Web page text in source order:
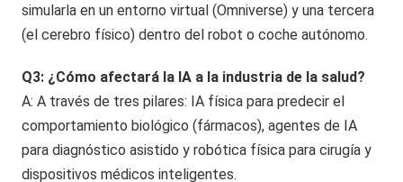
simularla en un entorno virtual (Omniverse) y una tercera
(el cerebro físico) dentro del robot o coche autónomo.
Q3: ¿Cómo afectará la IA a la industria de la salud?
A: A través de tres pilares: IA física para predecir el
comportamiento biológico (fármacos), agentes de IA
para diagnóstico asistido y robótica física para cirugía y
dispositivos médicos inteligentes.